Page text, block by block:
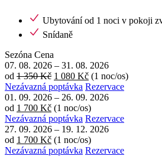
Ubytování od 1 noci v pokoji
Snídaně
Sezóna Cena
07. 08. 2026 – 31. 08. 2026
od 1 350 Kč 1 080 Kč (1 noc/os)
Nezávazná poptávka Rezervace
01. 09. 2026 – 26. 09. 2026
od 1 700 Kč (1 noc/os)
Nezávazná poptávka Rezervace
27. 09. 2026 – 19. 12. 2026
od 1 700 Kč (1 noc/os)
Nezávazná poptávka Rezervace